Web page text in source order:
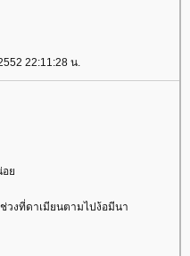
22:11:28 น.
อ
วงที่ดาเมียนตามไปง้อมีนา